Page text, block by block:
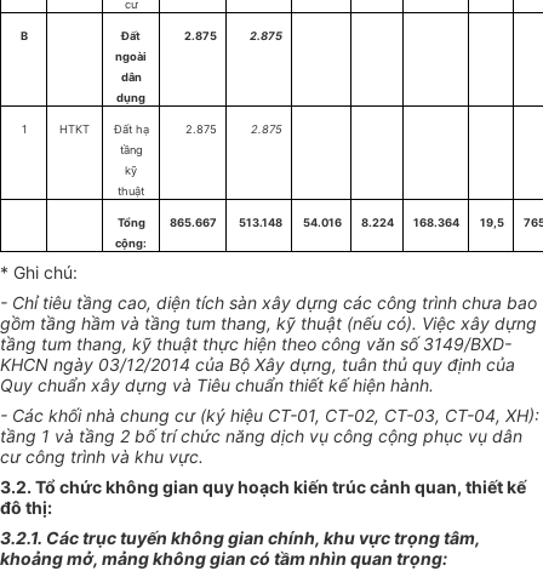
cư
B
Đất
ngoài
dân
dụng
2.875 2.875
1 HTKT
Đất hạ
tầng
kỹ
thuật
2.875 2.875
Tổng
cộng:
865.667 513.148 54.016 8.224 168.364 19,5
* Ghi chú:
- Chỉ tiêu tầng cao, diện tích sàn xây dựng các công trình chưa bao
gồm tầng hầm và tầng tum thang, kỹ thuật (nếu có). Việc xây dựng
tầng tum thang, kỹ thuật thực hiện theo công văn số 3149/BXD-
KHCN ngày 03/12/2014 của Bộ Xây dựng, tuân thủ quy định của
Quy chuẩn xây dựng và Tiêu chuẩn thiết kế hiện hành.
- Các khối nhà chung cư (ký hiệu CT-01, CT-02, CT-03, CT-04, XH):
tầng 1 và tầng 2 bố trí chức năng dịch vụ công cộng phục vụ dân
cư công trình và khu vực.
3.2. Tổ chức không gian quy hoạch kiến trúc cảnh quan, thiết kế
đô thị:
3.2.1. Các trục tuyến không gian chính, khu vực trọng tâm,
khoảng mở, mảng không gian có tầm nhìn quan trọng: